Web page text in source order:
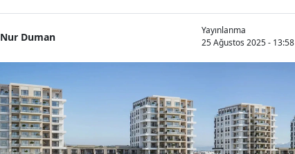
Nur Duman
Yayınlanma
25 Ağustos 2025 - 13:58